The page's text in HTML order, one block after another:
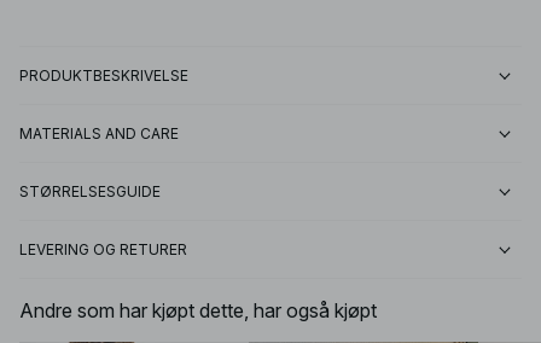
PRODUKTBESKRIVELSE
MATERIALS AND CARE
STØRRELSESGUIDE
LEVERING OG RETURER
Andre som har kjøpt dette, har også kjøpt